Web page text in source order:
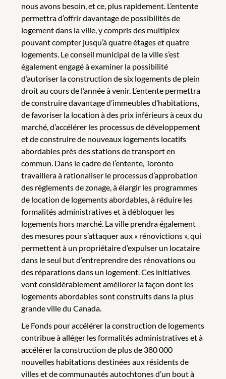
nous avons besoin, et ce, plus rapidement. L’entente
permettra d’offrir davantage de possibilités de
logement dans la ville, y compris des multiplex
pouvant compter jusqu’à quatre étages et quatre
logements. Le conseil municipal de la ville s’est
également engagé à examiner la possibilité
d’autoriser la construction de six logements de plein
droit au cours de l’année à venir. L’entente permettra
de construire davantage d’immeubles d’habitations,
de favoriser la location à des prix inférieurs à ceux du
marché, d’accélérer les processus de développement
et de construire de nouveaux logements locatifs
abordables près des stations de transport en
commun. Dans le cadre de l’entente, Toronto
travaillera à rationaliser le processus d’approbation
des règlements de zonage, à élargir les programmes
de location de logements abordables, à réduire les
formalités administratives et à débloquer les
logements hors marché. La ville prendra également
des mesures pour s’attaquer aux « rénovictions », qui
permettent à un propriétaire d’expulser un locataire
dans le seul but d’entreprendre des rénovations ou
des réparations dans un logement. Ces initiatives
vont considérablement améliorer la façon dont les
logements abordables sont construits dans la plus
grande ville du Canada.
Le Fonds pour accélérer la construction de logements
contribue à alléger les formalités administratives et à
accélérer la construction de plus de 380 000
nouvelles habitations destinées aux résidents de
villes et de communautés autochtones d’un bout à